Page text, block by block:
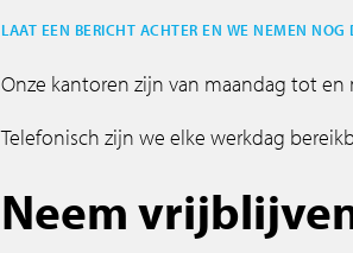
LAAT EEN BERICHT ACHTER EN WE NEMEN
Onze kantoren zijn van maandag tot
Telefonisch zijn we elke werkdag
Neem